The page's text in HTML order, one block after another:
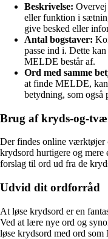
Beskrivelse:
eller funktion i
give besked eller
Antal bogstaver:
passe ind i. Dette
MELDE består af.
Ord med samme
at finde MELDE,
betydning, som også
Brug af kryds-og-
Der findes online værktøjer
krydsord hurtigere og
forslag til ord ud fra de
Udvid dit ordforråd
At løse krydsord er en
Ved at lære nye ord og
løse krydsord med ord